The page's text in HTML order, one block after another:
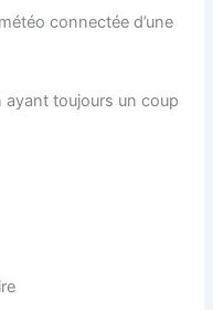
connectée d’une
ayant toujours un coup